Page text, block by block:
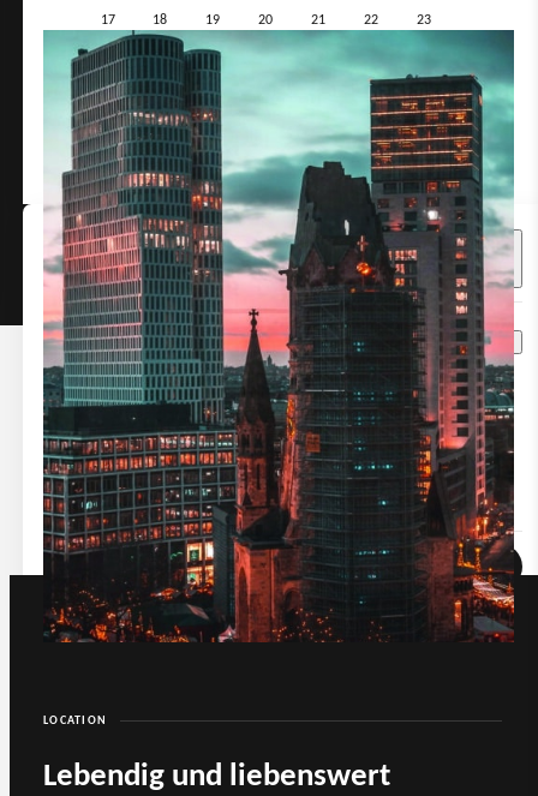
17 18 19 20 21 22 23
24 26 29
31 1 2 5 6
Rooms / Guest
Zimmer1 Entfernen
Erwachsene
Alter 16+
2
Alter 3-15
0
Kleinkinder
Alter 0-3
0
RAUM HINZUFÜGEN BESTÄTIGEN
LOCATION
Lebendig und liebenswert